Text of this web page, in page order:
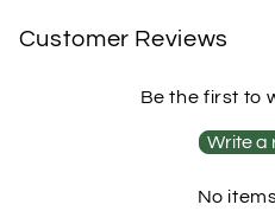
Customer Reviews
Be the first to
Write a
No